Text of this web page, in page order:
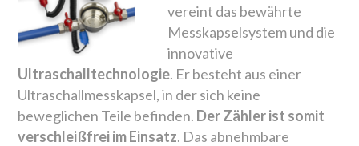
vereint das bewährte
Messkapselsystem und die
innovative
Ultraschalltechnologie. Er besteht aus einer
Ultraschallmesskapsel, in der sich keine
beweglichen Teile befinden. Der Zähler ist somit
verschleißfrei im Einsatz. Das abnehmbare